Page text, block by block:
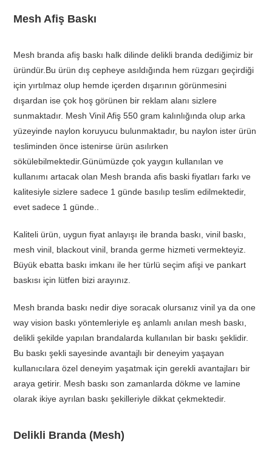
Mesh Afiş Baskı
Mesh branda afiş baskı halk dilinde delikli branda dediğimiz bir
üründür.Bu ürün dış cepheye asıldığında hem rüzgarı geçirdiği
için yırtılmaz olup hemde içerden dışarının görünmesini
dışardan ise çok hoş görünen bir reklam alanı sizlere
sunmaktadır. Mesh Vinil Afiş 550 gram kalınlığında olup arka
yüzeyinde naylon koruyucu bulunmaktadır, bu naylon ister ürün
tesliminden önce istenirse ürün asılırken
sökülebilmektedir.Günümüzde çok yaygın kullanılan ve
kullanımı artacak olan Mesh branda afis baski fiyatları farkı ve
kalitesiyle sizlere sadece 1 günde basılıp teslim edilmektedir,
evet sadece 1 günde..
Kaliteli ürün, uygun fiyat anlayışı ile branda baskı, vinil baskı,
mesh vinil, blackout vinil, branda germe hizmeti vermekteyiz.
Büyük ebatta baskı imkanı ile her türlü seçim afişi ve pankart
baskısı için lütfen bizi arayınız.
Mesh branda baskı nedir diye soracak olursanız vinil ya da one
way vision baskı yöntemleriyle eş anlamlı anılan mesh baskı,
delikli şekilde yapılan brandalarda kullanılan bir baskı şeklidir.
Bu baskı şekli sayesinde avantajlı bir deneyim yaşayan
kullanıcılara özel deneyim yaşatmak için gerekli avantajları bir
araya getirir. Mesh baskı son zamanlarda dökme ve lamine
olarak ikiye ayrılan baskı şekilleriyle dikkat çekmektedir.
Delikli Branda (Mesh)